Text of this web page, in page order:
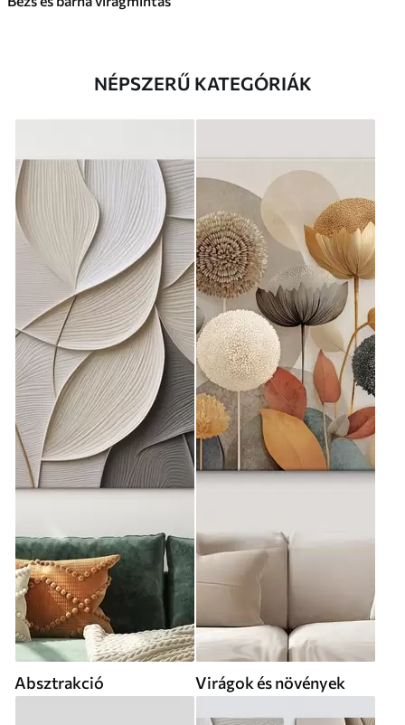
NÉPSZERŰ KATEGÓRIÁK
Absztrakció Virágok és növények